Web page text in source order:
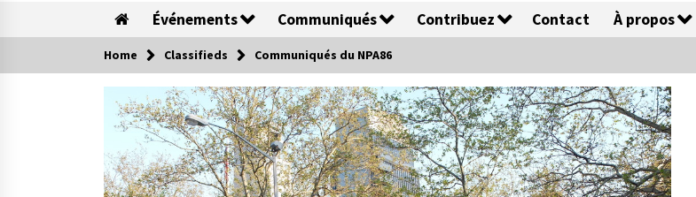
Événements Communiqués Contribuez Contact À propos
Home Classifieds Communiqués du NPA86